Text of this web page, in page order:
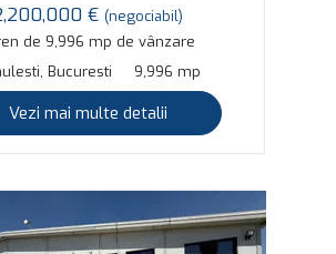
€ (negociabil)
de 9,996 mp de vânzare
Bucuresti
9,996 mp
Vezi mai multe detalii